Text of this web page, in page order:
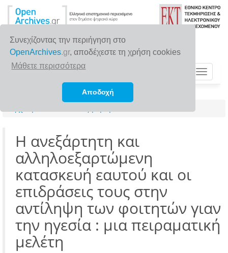
Συνεχίζοντας την περιήγηση στο
OpenArchives.gr, αποδέχεστε τη χρήση cookies
Μάθετε περισσότερα
Αποδοχή
Toggle
Η ανεξάρτητη και
αλληλοεξαρτώμενη
κατασκευή εαυτού και οι
επιδράσεις τους στην
αντίληψη των φοιτητών γιαν
την ηγεσία : μια πειραματική
μελέτη